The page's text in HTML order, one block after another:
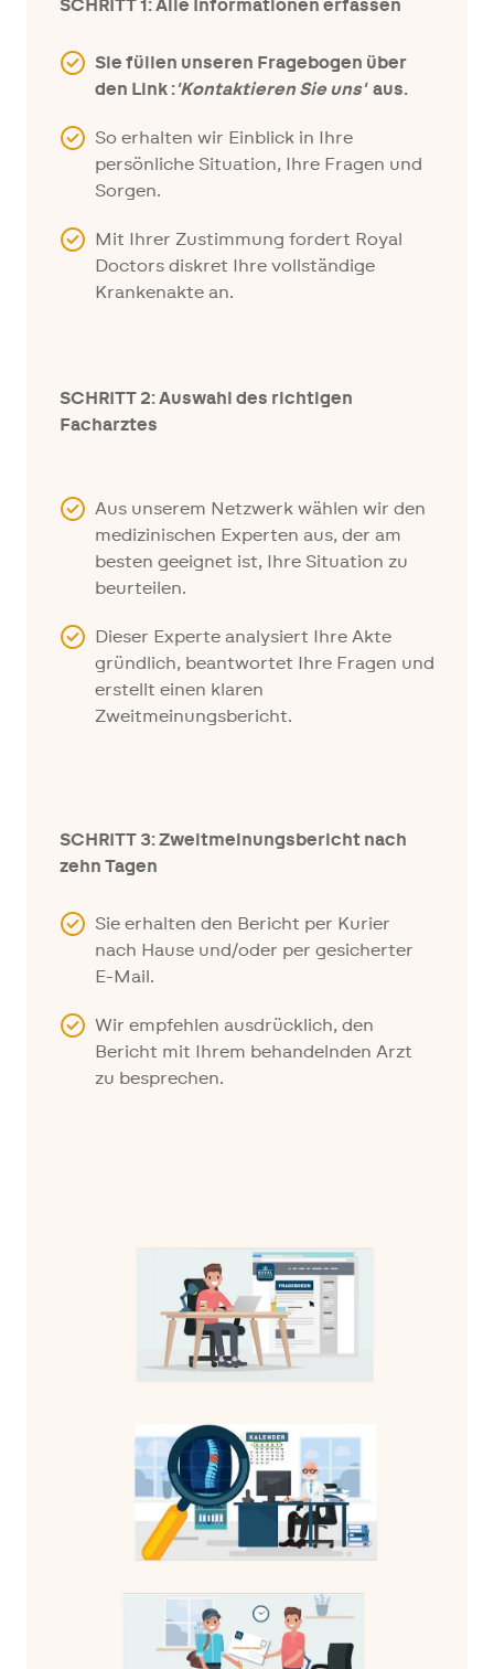
SCHRITT 1: Alle Informationen erfassen
Sie füllen unseren Fragebogen über
den Link :'Kontaktieren Sie uns'aus.
So erhalten wir Einblick in Ihre
persönliche Situation, Ihre Fragen und
Sorgen.
Mit Ihrer Zustimmung fordert Royal
Doctors diskret Ihre vollständige
Krankenakte an.
SCHRITT 2: Auswahl des richtigen
Facharztes
Aus unserem Netzwerk wählen wir den
medizinischen Experten aus, der am
besten geeignet ist, Ihre Situation zu
beurteilen.
Dieser Experte analysiert Ihre Akte
gründlich, beantwortet Ihre Fragen und
erstellt einen klaren
Zweitmeinungsbericht.
SCHRITT 3: Zweitmeinungsbericht nach
zehn Tagen
Sie erhalten den Bericht per Kurier
nach Hause und/oder per gesicherter
E-Mail.
Wir empfehlen ausdrücklich, den
Bericht mit Ihrem behandelnden Arzt
zu besprechen.